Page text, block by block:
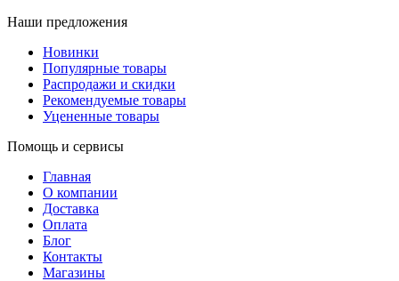
Наши предложения
Новинки
Популярные товары
Распродажи и скидки
Рекомендуемые товары
Уцененные товары
Помощь и сервисы
Главная
О компании
Доставка
Оплата
Блог
Контакты
Магазины